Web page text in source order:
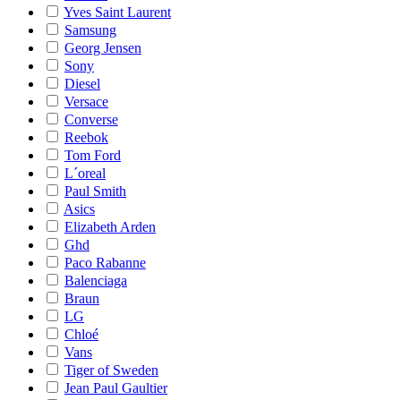
Yves Saint Laurent
Samsung
Georg Jensen
Sony
Diesel
Versace
Converse
Reebok
Tom Ford
L´oreal
Paul Smith
Asics
Elizabeth Arden
Ghd
Paco Rabanne
Balenciaga
Braun
LG
Chloé
Vans
Tiger of Sweden
Jean Paul Gaultier